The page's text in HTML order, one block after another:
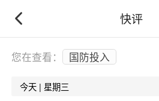
快评
下拉刷新
您在查看： 国防投入
今天 | 星期三